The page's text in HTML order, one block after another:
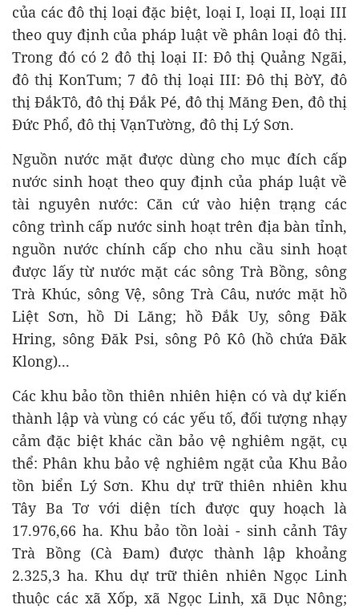
của các đô thị loại đặc biệt, loại I, loại II, loại III
theo quy định của pháp luật về phân loại đô thị.
Trong đó có 2 đô thị loại II: Đô thị Quảng Ngãi,
đô thị KonTum; 7 đô thị loại III: Đô thị BờY, đô
thị ĐắkTô, đô thị Đắk Pé, đô thị Măng Đen, đô thị
Đức Phổ, đô thị VạnTường, đô thị Lý Sơn.
Nguồn nước mặt được dùng cho mục đích cấp
nước sinh hoạt theo quy định của pháp luật về
tài nguyên nước: Căn cứ vào hiện trạng các
công trình cấp nước sinh hoạt trên địa bàn tỉnh,
nguồn nước chính cấp cho nhu cầu sinh hoạt
được lấy từ nước mặt các sông Trà Bồng, sông
Trà Khúc, sông Vệ, sông Trà Câu, nước mặt hồ
Liệt Sơn, hồ Di Lăng; hồ Đắk Uy, sông Đăk
Hring, sông Đăk Psi, sông Pô Kô (hồ chứa Đăk
Klong)...
Các khu bảo tồn thiên nhiên hiện có và dự kiến
thành lập và vùng có các yếu tố, đối tượng nhạy
cảm đặc biệt khác cần bảo vệ nghiêm ngặt, cụ
thể: Phân khu bảo vệ nghiêm ngặt của Khu Bảo
tồn biển Lý Sơn. Khu dự trữ thiên nhiên khu
Tây Ba Tơ với diện tích được quy hoạch là
17.976,66 ha. Khu bảo tồn loài - sinh cảnh Tây
Trà Bồng (Cà Đam) được thành lập khoảng
2.325,3 ha. Khu dự trữ thiên nhiên Ngọc Linh
thuộc các xã Xốp, xã Ngọc Linh, xã Dục Nông;